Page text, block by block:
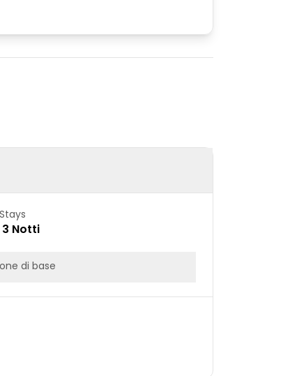
Stays
3 Notti
di base